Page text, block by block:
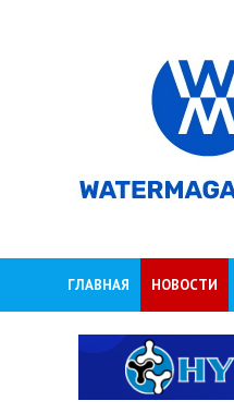
ГЛАВНАЯ НОВОСТИ